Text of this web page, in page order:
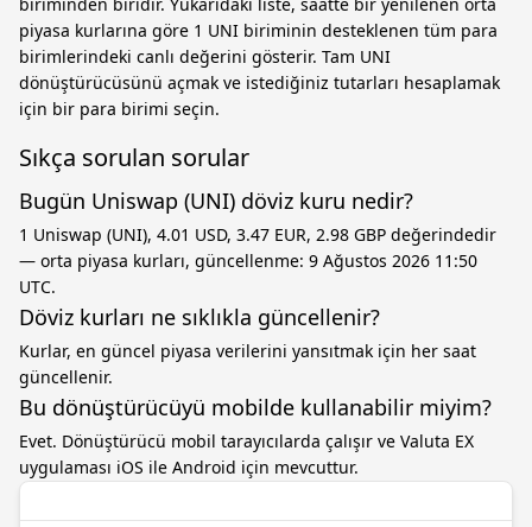
piyasa kurlarına göre 1 UNI biriminin desteklenen tüm para
birimlerindeki canlı değerini gösterir. Tam UNI
dönüştürücüsünü açmak ve istediğiniz tutarları hesaplamak
için bir para birimi seçin.
Sıkça sorulan sorular
Bugün Uniswap (UNI) döviz kuru nedir?
1 Uniswap (UNI), 4.01 USD, 3.47 EUR, 2.98 GBP değerindedir
— orta piyasa kurları, güncellenme: 9 Ağustos 2026 11:50
UTC.
Döviz kurları ne sıklıkla güncellenir?
Kurlar, en güncel piyasa verilerini yansıtmak için her saat
güncellenir.
Bu dönüştürücüyü mobilde kullanabilir miyim?
Evet. Dönüştürücü mobil tarayıcılarda çalışır ve Valuta EX
uygulaması iOS ile Android için mevcuttur.